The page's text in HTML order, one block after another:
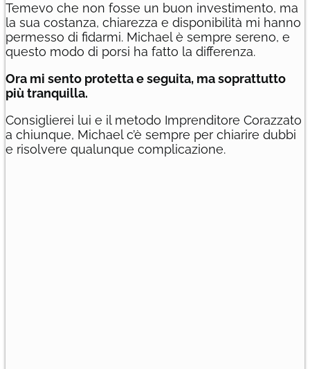
Temevo che non fosse un buon investimento, ma
la sua costanza, chiarezza e disponibilità mi hanno
permesso di fidarmi. Michael è sempre sereno, e
questo modo di porsi ha fatto la differenza.
Ora mi sento protetta e seguita, ma soprattutto
più tranquilla.
Consiglierei lui e il metodo Imprenditore Corazzato
a chiunque, Michael c’è sempre per chiarire dubbi
e risolvere qualunque complicazione.